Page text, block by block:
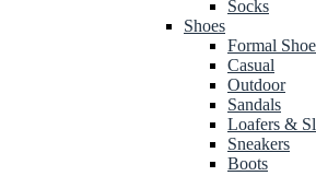
Socks
Shoes
Formal
Casual
Outdoor
Sandals
Loafers &
Sneakers
Boots